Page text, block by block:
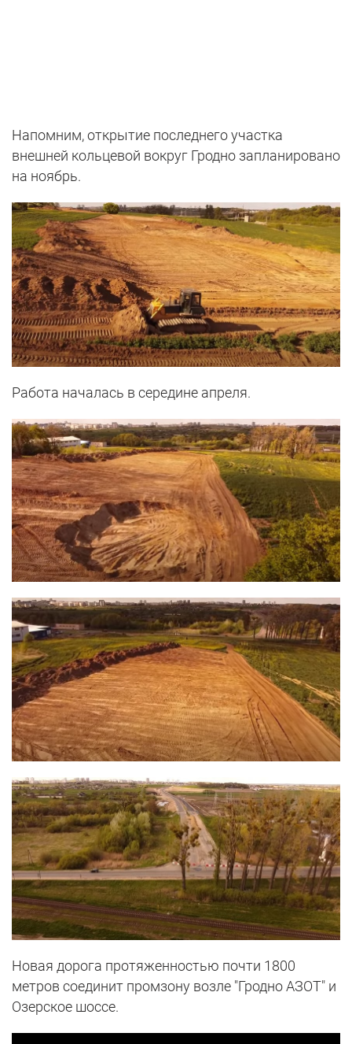
Напомним, открытие последнего участка
внешней кольцевой вокруг Гродно запланировано
на ноябрь.
Работа началась в середине апреля.
Новая дорога протяженностью почти 1800
метров соединит промзону возле "Гродно АЗОТ" и
Озерское шоссе.